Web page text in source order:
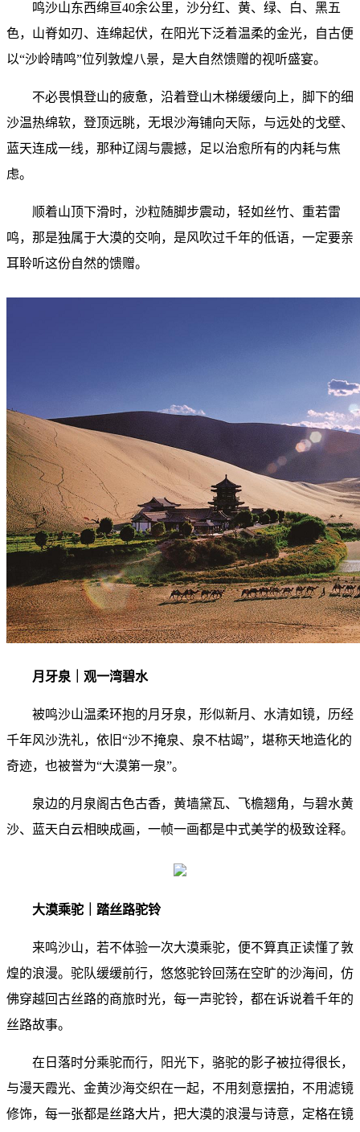
鸣沙山东西绵亘40余公里，沙分红、黄、绿、白、黑五
色，山脊如刃、连绵起伏，在阳光下泛着温柔的金光，自古便
以“沙岭晴鸣”位列敦煌八景，是大自然馈赠的视听盛宴。
不必畏惧登山的疲惫，沿着登山木梯缓缓向上，脚下的细
沙温热绵软，登顶远眺，无垠沙海铺向天际，与远处的戈壁、
蓝天连成一线，那种辽阔与震撼，足以治愈所有的内耗与焦
虑。
顺着山顶下滑时，沙粒随脚步震动，轻如丝竹、重若雷
鸣，那是独属于大漠的交响，是风吹过千年的低语，一定要亲
耳聆听这份自然的馈赠。
月牙泉｜观一湾碧水
被鸣沙山温柔环抱的月牙泉，形似新月、水清如镜，历经
千年风沙洗礼，依旧“沙不掩泉、泉不枯竭”，堪称天地造化的
奇迹，也被誉为“大漠第一泉”。
泉边的月泉阁古色古香，黄墙黛瓦、飞檐翘角，与碧水黄
沙、蓝天白云相映成画，一帧一画都是中式美学的极致诠释。
大漠乘驼｜踏丝路驼铃
来鸣沙山，若不体验一次大漠乘驼，便不算真正读懂了敦
煌的浪漫。驼队缓缓前行，悠悠驼铃回荡在空旷的沙海间，仿
佛穿越回古丝路的商旅时光，每一声驼铃，都在诉说着千年的
丝路故事。
在日落时分乘驼而行，阳光下，骆驼的影子被拉得很长，
与漫天霞光、金黄沙海交织在一起，不用刻意摆拍，不用滤镜
修饰，每一张都是丝路大片，把大漠的浪漫与诗意，定格在镜